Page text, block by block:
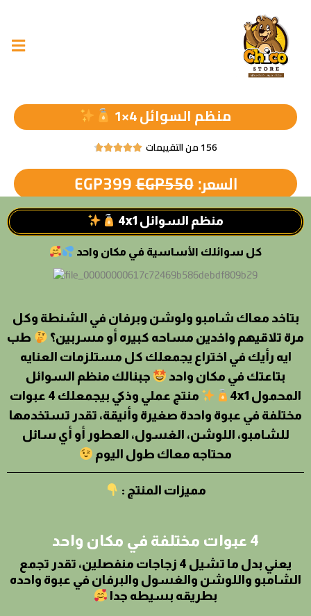
منظم السوائل 4×1
156 من التقييمات 




السعر: EGP550
EGP399
منظم السوائل 4x1
كل سوائلك الأساسية في مكان واحد
بتاخد معاك شامبو ولوشن وبرفان في الشنطة وكل
مرة تلاقيهم واخدين مساحه كبيره أو مسربين؟
طب
ايه رأيك في اختراع يجمعلك كل مستلزمات العنايه
بتاعتك في مكان واحد
جبنالك منظم السوائل
المحمول 4x1
منتج عملي وذكي بيجمعلك 4 عبوات
مختلفة في عبوة واحدة صغيرة وأنيقة، تقدر تستخدمها
للشامبو، اللوشن، الغسول، العطور أو أي سائل
محتاجه معاك طول اليوم
مميزات المنتج :
4 عبوات مختلفة في مكان واحد
يعني بدل ما تشيل 4 زجاجات منفصلين، تقدر تجمع
الشامبو واللوشن والغسول والبرفان في عبوة واحده
بطريقه بسيطه جدا